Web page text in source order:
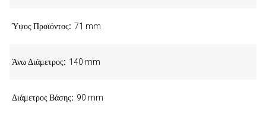
Ύψος Προϊόντος 71 mm
Άνω Διάμετρος 140 mm
Διάμετρος Βάσης 90 mm